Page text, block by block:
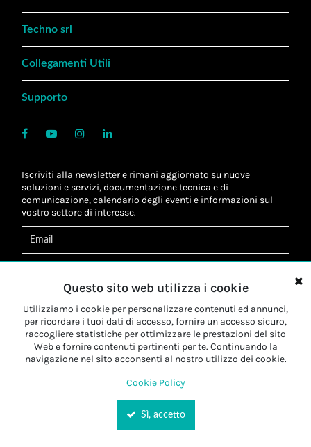
Techno srl
Collegamenti Utili
Supporto
Iscriviti alla newsletter e rimani aggiornato su nuove
soluzioni e servizi, documentazione tecnica e di
comunicazione, calendario degli eventi e informazioni sul
vostro settore di interesse.
Letta l'informativa, autorizzo altrattamento dei miei dati
personali*
Letta l'informativa, autorizzo al trattamento dei miei dati
personali a fini dimarketing*
Iscriviti
Questo sito web utilizza i cookie
Utilizziamo i cookie per personalizzare contenuti ed annunci,
per ricordare i tuoi dati di accesso, fornire un accesso sicuro,
raccogliere statistiche per ottimizzare le prestazioni del sito
Web e fornire contenuti pertinenti per te. Continuando la
navigazione nel sito acconsenti al nostro utilizzo dei cookie.
Cookie Policy
Sì, accetto